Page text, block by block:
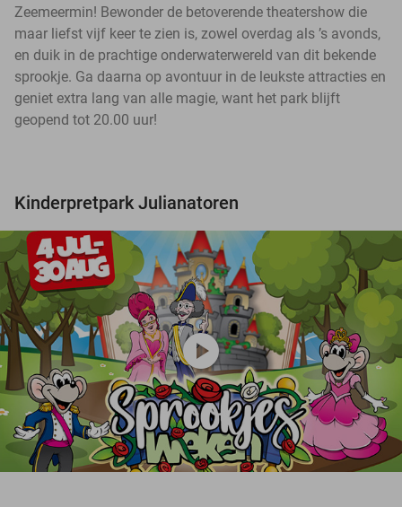
Zeemeermin! Bewonder de betoverende theatershow die
maar liefst vijf keer te zien is, zowel overdag als ’s avonds,
en duik in de prachtige onderwaterwereld van dit bekende
sprookje. Ga daarna op avontuur in de leukste attracties en
geniet extra lang van alle magie, want het park blijft
geopend tot 20.00 uur!
Kinderpretpark Julianatoren
play_circle